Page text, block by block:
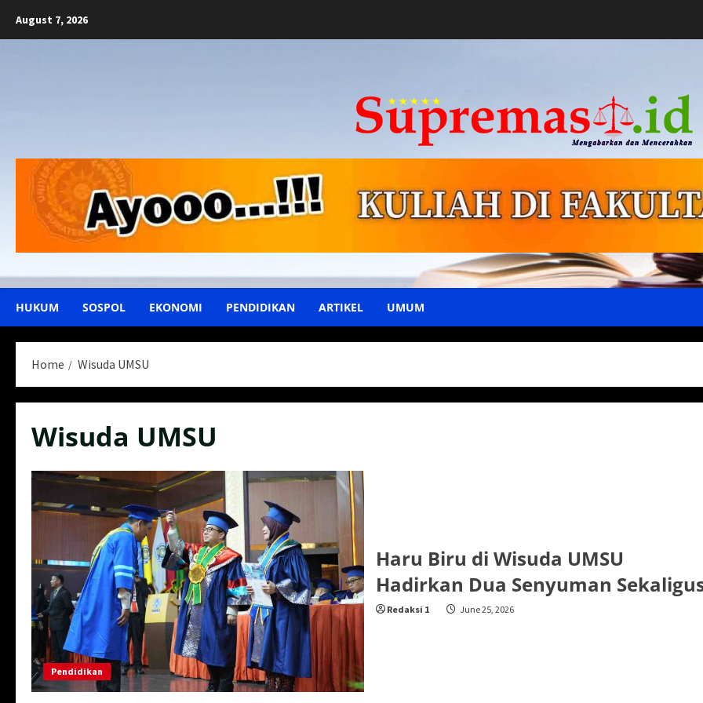
August 7, 2026
HUKUM SOSPOL EKONOMI PENDIDIKAN ARTIKEL UMUM
Home Wisuda UMSU
Wisuda UMSU
Pendidikan
Haru Biru di Wisuda UMSU
Hadirkan Dua Senyuman
Redaksi 1 June 25, 2026